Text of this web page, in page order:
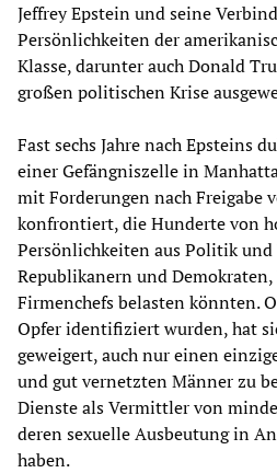
Jeffrey Epstein und seine
Persönlichkeiten der
Klasse, darunter auch Donald
großen politischen Krise
Fast sechs Jahre nach Epsteins
einer Gefängniszelle in
mit Forderungen nach Freigabe
konfrontiert, die Hunderte von
Persönlichkeiten aus Politik
Republikanern und
Firmenchefs belasten könnten.
Opfer identifiziert wurden, hat
geweigert, auch nur einen
und gut vernetzten Männer zu
Dienste als Vermittler von
deren sexuelle Ausbeutung in
haben.